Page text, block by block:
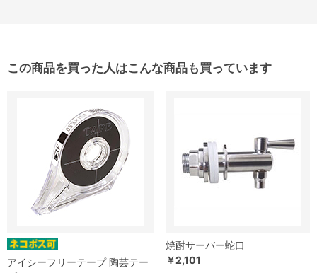
この商品を買った人はこんな商品も買っています
アイシーフリーテープ 陶芸テー
焼酎サーバー蛇口
￥2,101